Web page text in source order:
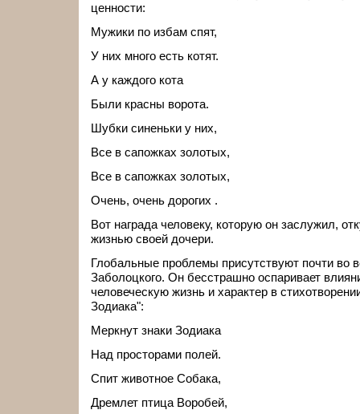
ценности:
Мужики по избам спят,
У них много есть котят.
А у каждого кота
Были красны ворота.
Шубки синеньки у них,
Все в сапожках золотых,
Все в сапожках золотых,
Очень, очень дорогих .
Вот награда человеку, которую он заслужил,
жизнью своей дочери.
Глобальные проблемы присутствуют почти во
Заболоцкого. Он бесстрашно оспаривает
человеческую жизнь и характер в
Зодиака":
Меркнут знаки Зодиака
Над просторами полей.
Спит животное Собака,
Дремлет птица Воробей,